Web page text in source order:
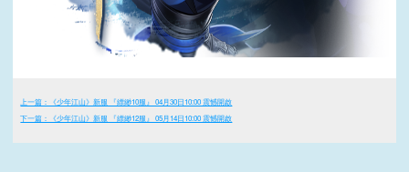
上一篇：《少年江山》新服 『縹緲10服』 04月30日10:00 震憾開啟
下一篇：《少年江山》新服 『縹緲12服』 05月14日10:00 震憾開啟